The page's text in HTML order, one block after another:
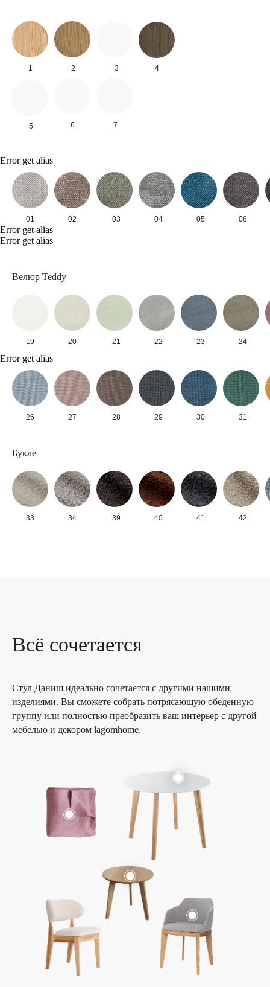
1 2 3 4
5 6 7
Error get alias
01 02 03 04 05 06
Error get alias
Error get alias
Велюр Teddy
19 20 21 22 23 24
Error get alias
26 27 28 29 30 31
Букле
33 34 39 40 41 42
Всё сочетается
Стул Даниш идеально сочетается с другими нашими
изделиями. Вы сможете собрать потрясающую обеденную
группу или полностью преобразить ваш интерьер с другой
мебелью и декором lagomhome.